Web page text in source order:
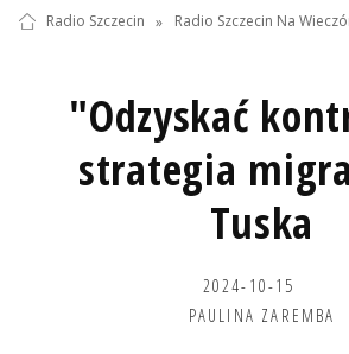
Radio Szczecin » Radio Szczecin Na
"Odzyskać
strategia
Tuska
2024-10-15
PAULINA ZAREMBA